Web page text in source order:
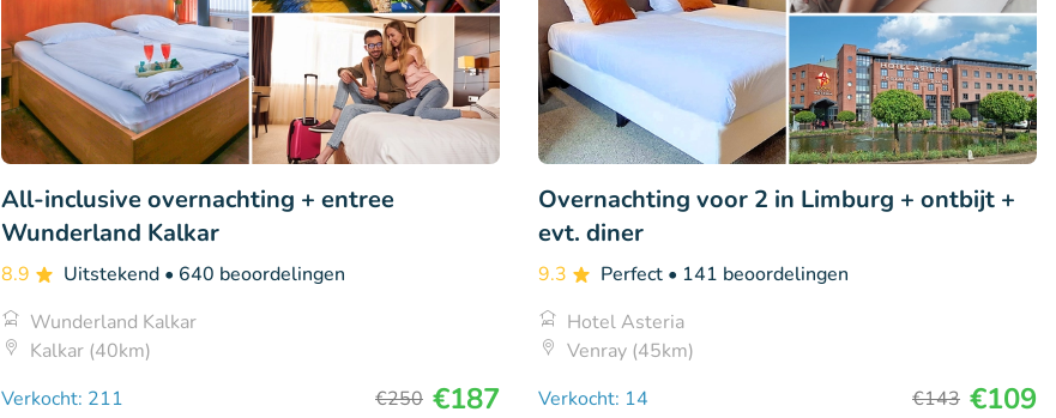
All-inclusive overnachting + entree
Wunderland Kalkar
8.9 Uitstekend • 640 beoordelingen
Wunderland Kalkar
Kalkar (40km)
Verkocht: 211
€250 €187
Overnachting voor 2 in Limburg + ontbijt +
evt. diner
9.3 Perfect • 141 beoordelingen
Hotel Asteria
Venray (45km)
Verkocht: 14
€143 €109